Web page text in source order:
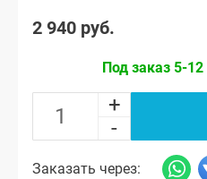
2 940 руб.
Под заказ 5-
+
-
Заказать через: